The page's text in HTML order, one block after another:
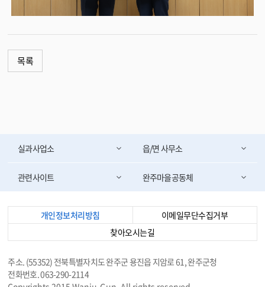
목록
실과사업소 읍/면 사무소
관련사이트 완주마을공동체
개인정보처리방침
이메일무단수집거부
찾아오시는길
주소. (55352) 전북특별자치도 완주군 용진읍 지암로 61, 완주군청
전화번호. 063-290-2114